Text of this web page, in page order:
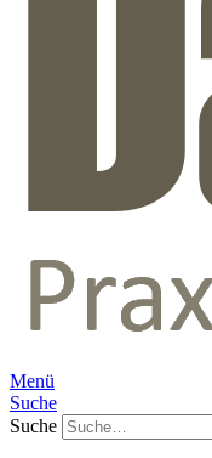
Menü
Suche
Suche